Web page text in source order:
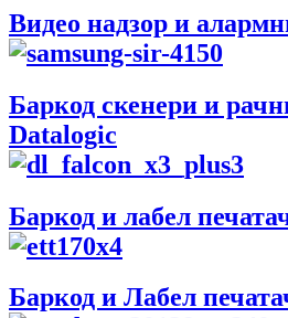
Видео надзор и
Баркод скенери и
Datalogic
Баркод и лабел
Баркод и Лабел